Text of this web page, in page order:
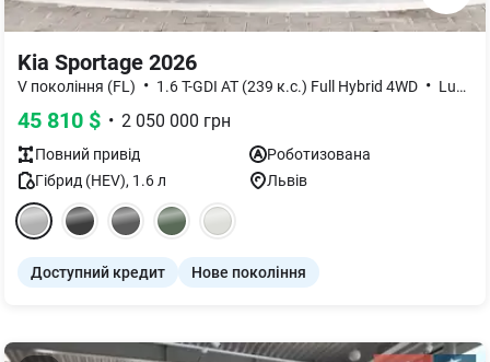
Kia Sportage 2026
V покоління (FL) • 1.6 T-GDI AT (239 к.с.) Full Hybrid 4WD • Luxury
45 810 $ • 2 050 000 грн
Повний привід
Роботизована
Гібрид (HEV), 1.6л Львів
Доступний кредит Нове покоління